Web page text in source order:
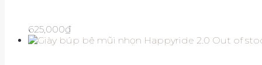
625,000₫
Out of